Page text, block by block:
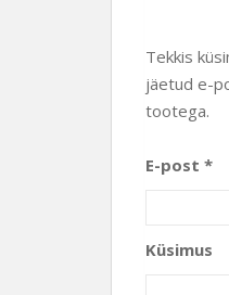
Tekkis
jäetud e-
tootega.
E-post *
Küsimus